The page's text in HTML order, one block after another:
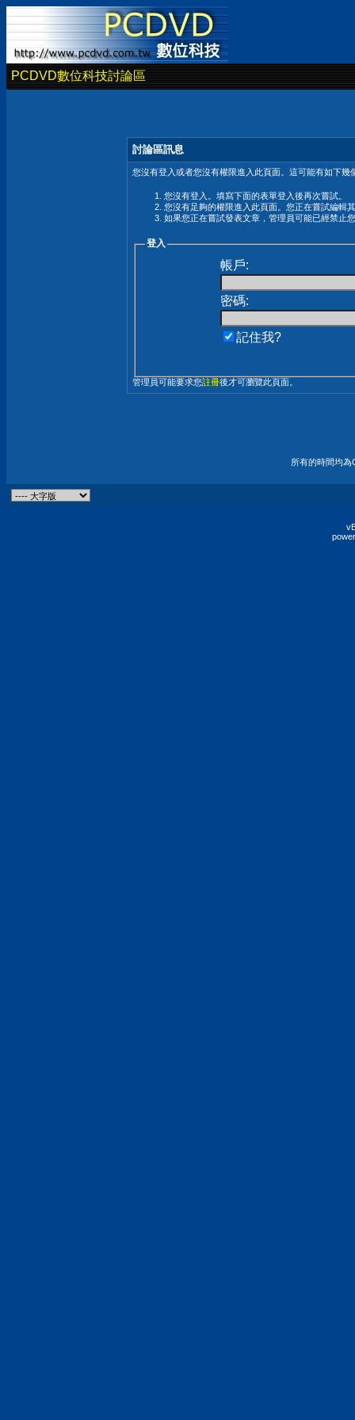
PCDVD數位科技討論區
討論區訊息
您沒有登入或者您沒有權限進入此頁面。這可能有如下幾
您沒有登入。填寫下面的表單登入後再次嘗試。
您沒有足夠的權限進入此頁面。您正在嘗試編輯
如果您正在嘗試發表文章，管理員可能已經禁止
登入
帳戶:
密碼:
記住我?
管理員可能要求您註冊後才可瀏覽此頁面。
所有的時間均為